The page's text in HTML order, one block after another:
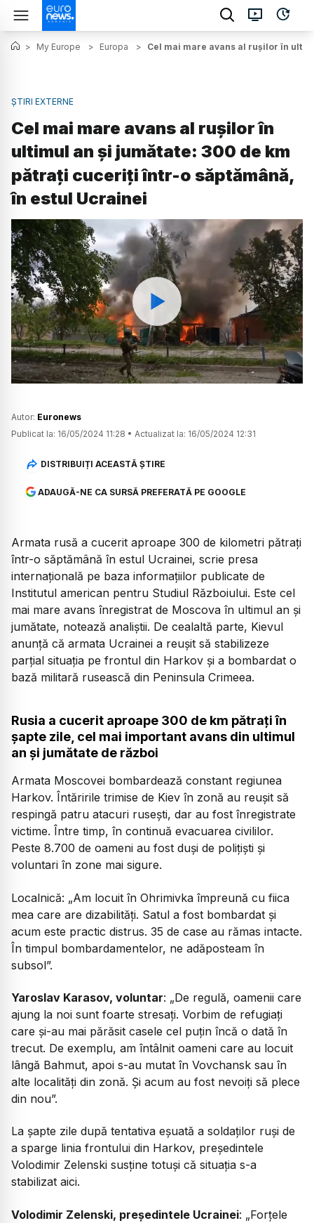
> My Europe > Europa > Cel mai mare avans al rușilor în
ȘTIRI EXTERNE
Cel mai mare avans al rușilor în
ultimul an și jumătate: 300 de km
pătrați cuceriți într-o săptămână,
în estul Ucrainei
Watch
Autor: Euronews
Publicat la: 16/05/2024 11:28 • Actualizat la: 16/05/2024 12:31
DISTRIBUIȚI ACEASTĂ ȘTIRE
ADAUGĂ-NE CA SURSĂ PREFERATĂ PE GOOGLE
Armata rusă a cucerit aproape 300 de kilometri pătrați
într-o săptămână în estul Ucrainei, scrie presa
internațională pe baza informațiilor publicate de
Institutul american pentru Studiul Războiului. Este cel
mai mare avans înregistrat de Moscova în ultimul an și
jumătate, notează analiștii. De cealaltă parte, Kievul
anunță că armata Ucrainei a reușit să stabilizeze
parțial situația pe frontul din Harkov și a bombardat o
bază militară rusească din Peninsula Crimeea.
Rusia a cucerit aproape 300 de km pătrați în
șapte zile, cel mai important avans din ultimul
an și jumătate de război
Armata Moscovei bombardează constant regiunea
Harkov. Întăririle trimise de Kiev în zonă au reușit să
respingă patru atacuri rusești, dar au fost înregistrate
victime. Între timp, în continuă evacuarea civililor.
Peste 8.700 de oameni au fost duși de polițiști și
voluntari în zone mai sigure.
Localnică: „Am locuit în Ohrimivka împreună cu fiica
mea care are dizabilități. Satul a fost bombardat și
acum este practic distrus. 35 de case au rămas intacte.
În timpul bombardamentelor, ne adăposteam în
subsol”.
Yaroslav Karasov, voluntar: „De regulă, oamenii care
ajung la noi sunt foarte stresați. Vorbim de refugiați
care și-au mai părăsit casele cel puțin încă o dată în
trecut. De exemplu, am întâlnit oameni care au locuit
lângă Bahmut, apoi s-au mutat în Vovchansk sau în
alte localități din zonă. Și acum au fost nevoiți să plece
din nou”.
La șapte zile după tentativa eșuată a soldaților ruși de
a sparge linia frontului din Harkov, președintele
Volodimir Zelenski susține totuși că situația s-a
stabilizat aici.
Volodimir Zelenski, președintele Ucrainei: „Forțele